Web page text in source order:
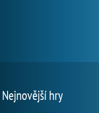
Nejnovější hry